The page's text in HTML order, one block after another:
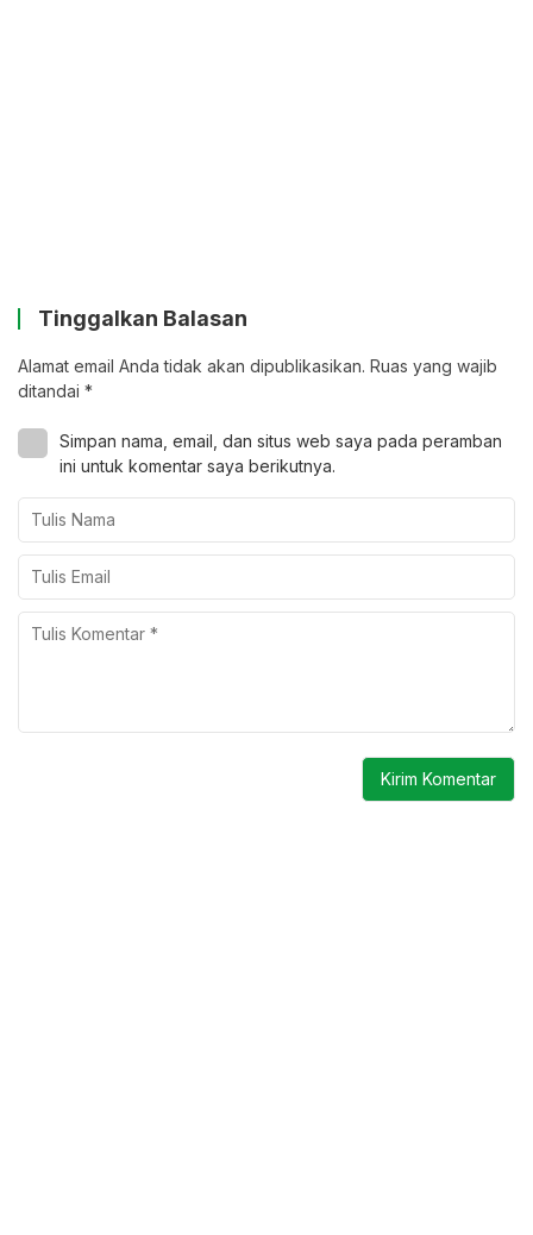
Tinggalkan Balasan
Alamat email Anda tidak akan dipublikasikan. Ruas yang wajib
ditandai *
Simpan nama, email, dan situs web saya pada peramban
ini untuk komentar saya berikutnya.